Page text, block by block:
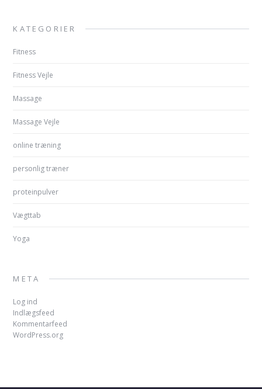
KATEGORIER
Fitness
Fitness Vejle
Massage
Massage Vejle
online træning
personlig træner
proteinpulver
Vægttab
Yoga
META
Log ind
Indlægsfeed
Kommentarfeed
WordPress.org